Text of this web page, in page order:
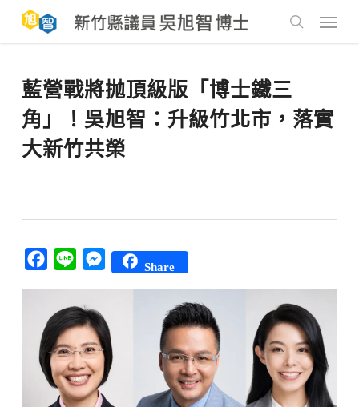
main
Menu
藍營戰將抛頂級版「博士鐵三
角」！吳旭智：升級竹北市，落實
大新竹共榮
Facebook
Line Messenger
Share